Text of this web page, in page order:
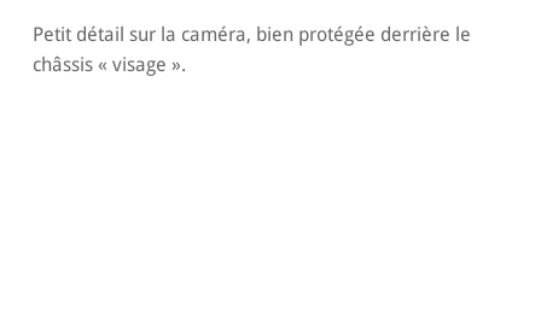
Petit détail sur la caméra, bien protégée derrière le
châssis « visage ».